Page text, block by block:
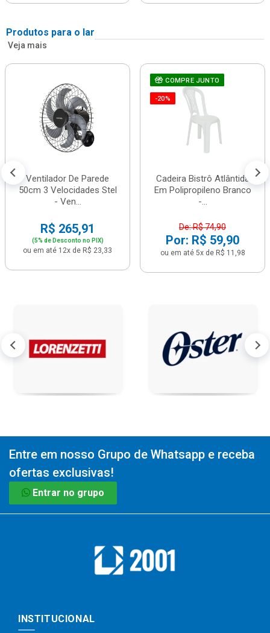
Produtos para o lar
Veja mais
Ventilador De Parede
50cm 3 Velocidades Stel
- Ven...
R$ 265,91
(5% de Desconto no PIX)
ou em até 12x de R$ 23,33
COMPRE JUNTO
-20%
Cadeira Bistrô Atlântida
Em Polipropileno Branco
-...
De: R$ 74,90
Por: R$ 59,90
ou em até 5x de R$ 11,98
Entre em nosso Grupo de Whatsapp e receba
ofertas exclusivas!
Entrar no grupo
INSTITUCIONAL